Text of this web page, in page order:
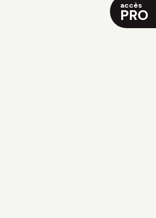
accès
PRO